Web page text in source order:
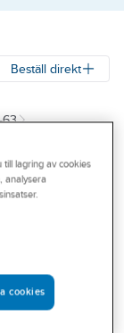
Beställ direkt
63
BOOST
BOOST
NOCO
lagring av cookies
analysera
cookies